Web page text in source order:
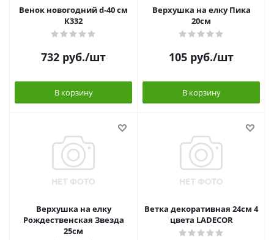
Венок новогодний d-40 см
К332
732 руб./шт
В корзину
Верхушка на елку Пика
20см
105 руб./шт
В корзину
Верхушка на елку
Рождественская Звезда
25см
Ветка декоративная 24см 4
цвета LADECOR